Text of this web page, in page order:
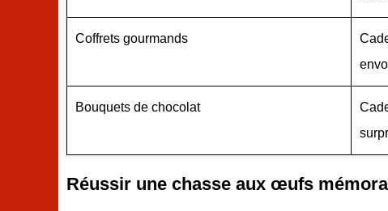
Coffrets gourmands
Bouquets de chocolat
Réussir une chasse aux œufs